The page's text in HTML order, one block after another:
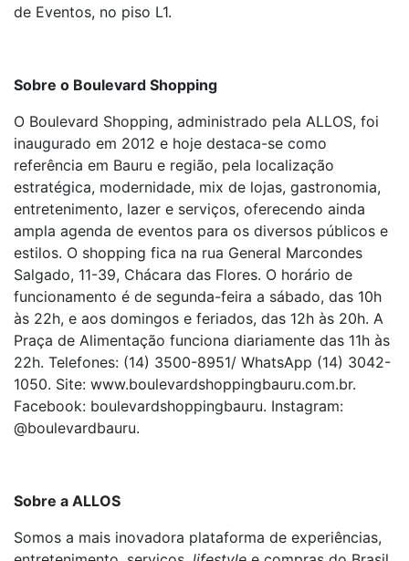
de Eventos, no piso L1.
Sobre o Boulevard Shopping
O Boulevard Shopping, administrado pela ALLOS, foi
inaugurado em 2012 e hoje destaca-se como
referência em Bauru e região, pela localização
estratégica, modernidade, mix de lojas, gastronomia,
entretenimento, lazer e serviços, oferecendo ainda
ampla agenda de eventos para os diversos públicos e
estilos. O shopping fica na rua General Marcondes
Salgado, 11-39, Chácara das Flores. O horário de
funcionamento é de segunda-feira a sábado, das 10h
às 22h, e aos domingos e feriados, das 12h às 20h. A
Praça de Alimentação funciona diariamente das 11h às
22h. Telefones: (14) 3500-8951/ WhatsApp (14) 3042-
1050. Site: www.boulevardshoppingbauru.com.br.
Facebook: boulevardshoppingbauru. Instagram:
@boulevardbauru.
Sobre a ALLOS
Somos a mais inovadora plataforma de experiências,